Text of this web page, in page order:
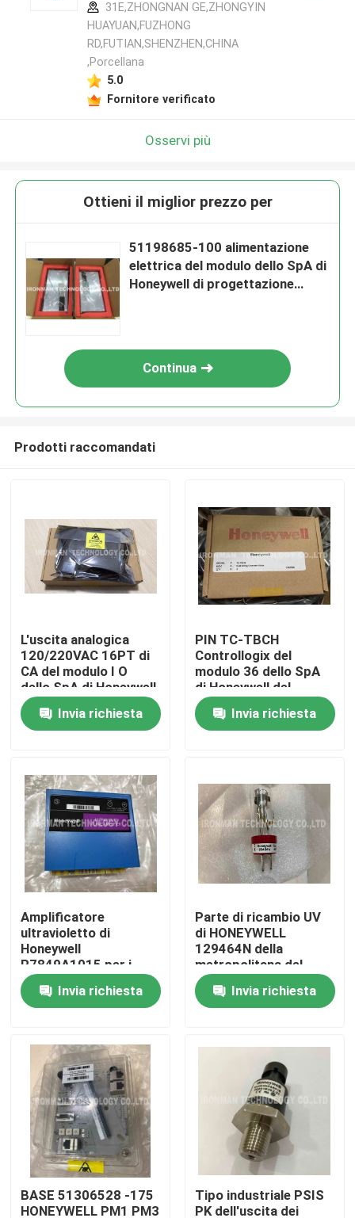
Chi siamo
Contatti
Prodotti
Modulo di controllo dello SpA
Modulo dello SpA di Honeywell
Regolatore di Honeywell HC900
Modulo di Honeywell FSC
Honeywell cabla i prodotti
Pacchetto della batteria di Honeywell
31E,ZHONGNAN GE,ZHONGYIN
HUAYUAN,FUZHONG
RD,FUTIAN,SHENZHEN,CHINA
,Porcellana
5.0
Fornitore verificato
Osservi più
Ottieni il miglior prezzo per
51198685-100 alimentazione
elettrica del modulo dello SpA di
Honeywell di progettazione
Continua
Prodotti raccomandati
L'uscita analogica
120/220VAC 16PT di
CA del modulo I O
dello SpA di Honeywell
TK-ODK161 HA
RICOPERTOInvia richiesta
PIN TC-TBCH
Controllogix del
modulo 36 dello SpA
di Honeywell del
blocchetto terminali
Invia richiesta
Amplificatore
ultravioletto di
Honeywell
R7849A1015 per i
moduli di relè di 7800
SERIE Invia richiesta
Parte di ricambio UV
di HONEYWELL
129464N della
metropolitana del
rivelatore del sensore
della fiammaInvia richiesta
BASE 51306528 -175
HONEYWELL PM1 PM3
Tipo industriale PSIS
PK dell'uscita dei